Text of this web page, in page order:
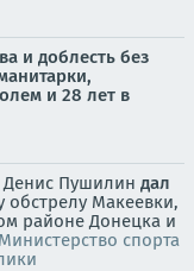
и доблесть без
и 28 лет в
Пушилин дал
обстрелу Макеевки,
районе Донецка и
Министерство спорта